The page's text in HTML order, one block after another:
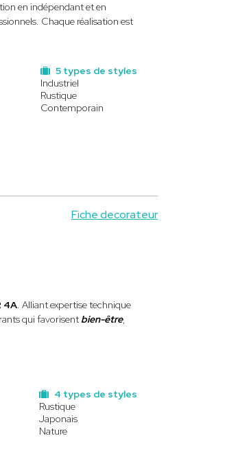
en indépendant et en
Chaque réalisation est
5 types de styles
Industriel
Rustique
Contemporain
Fiche decorateur
4A. Alliant expertise technique
qui favorisent bien-être,
4 types de styles
Rustique
Japonais
Nature